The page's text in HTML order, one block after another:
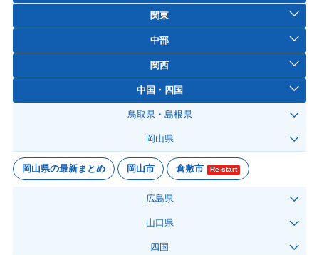
関東
中部
関西
中国・四国
鳥取県・島根県
岡山県
岡山県の最新まとめ 岡山市 倉敷市 Re-start
広島県
山口県
四国